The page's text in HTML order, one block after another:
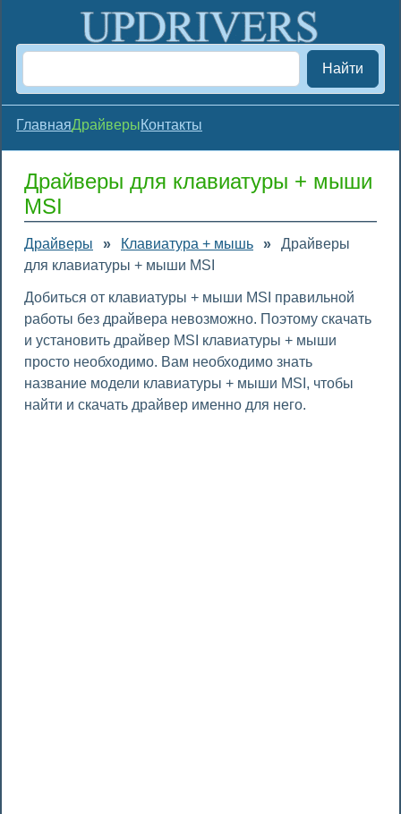
Найти
ГлавнаяДрайверыКонтакты
Драйверы для клавиатуры + мыши
MSI
Драйверы » Клавиатура + мышь »
Драйверы
для клавиатуры + мыши MSI
Добиться от клавиатуры + мыши MSI правильной
работы без драйвера невозможно. Поэтому скачать
и установить драйвер MSI клавиатуры + мыши
просто необходимо. Вам необходимо знать
название модели клавиатуры + мыши MSI, чтобы
найти и скачать драйвер именно для него.